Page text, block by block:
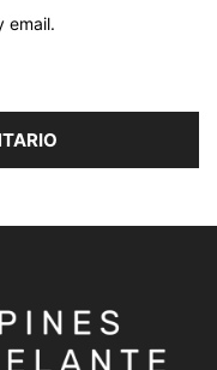
email.